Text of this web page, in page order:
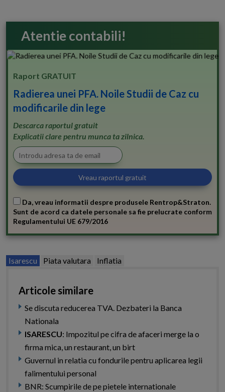
Atentie contabili!
Raport GRATUIT
Radierea unei PFA. Noile Studii de Caz cu
modificarile din lege
Descarca raportul gratuit
Explicatii clare pentru munca ta zilnica.
Da, vreau informatii despre produsele Rentrop&Straton.
Sunt de acord ca datele personale sa fie prelucrate conform
Regulamentului UE 679/2016
Isarescu Piata valutara Inflatia
Articole similare
Se discuta reducerea TVA. Dezbateri la Banca
Nationala
ISARESCU: Impozitul pe cifra de afaceri merge la o
firma mica, un restaurant, un birt
Guvernul in relatia cu fondurile pentru aplicarea legii
falimentului personal
BNR: Scumpirile de pe pietele internationale